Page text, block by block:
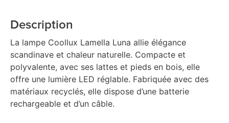
Description
La lampe Coollux Lamella Luna allie élégance
scandinave et chaleur naturelle. Compacte et
polyvalente, avec ses lattes et pieds en bois, elle
offre une lumière LED réglable. Fabriquée avec des
matériaux recyclés, elle dispose d’une batterie
rechargeable et d’un câble.